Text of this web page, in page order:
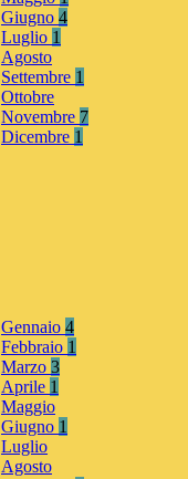
Giugno 4
Luglio 1
Agosto
Settembre 1
Ottobre
Novembre 7
Dicembre 1
Gennaio 4
Febbraio 1
Marzo 3
Aprile 1
Maggio
Giugno 1
Luglio
Agosto